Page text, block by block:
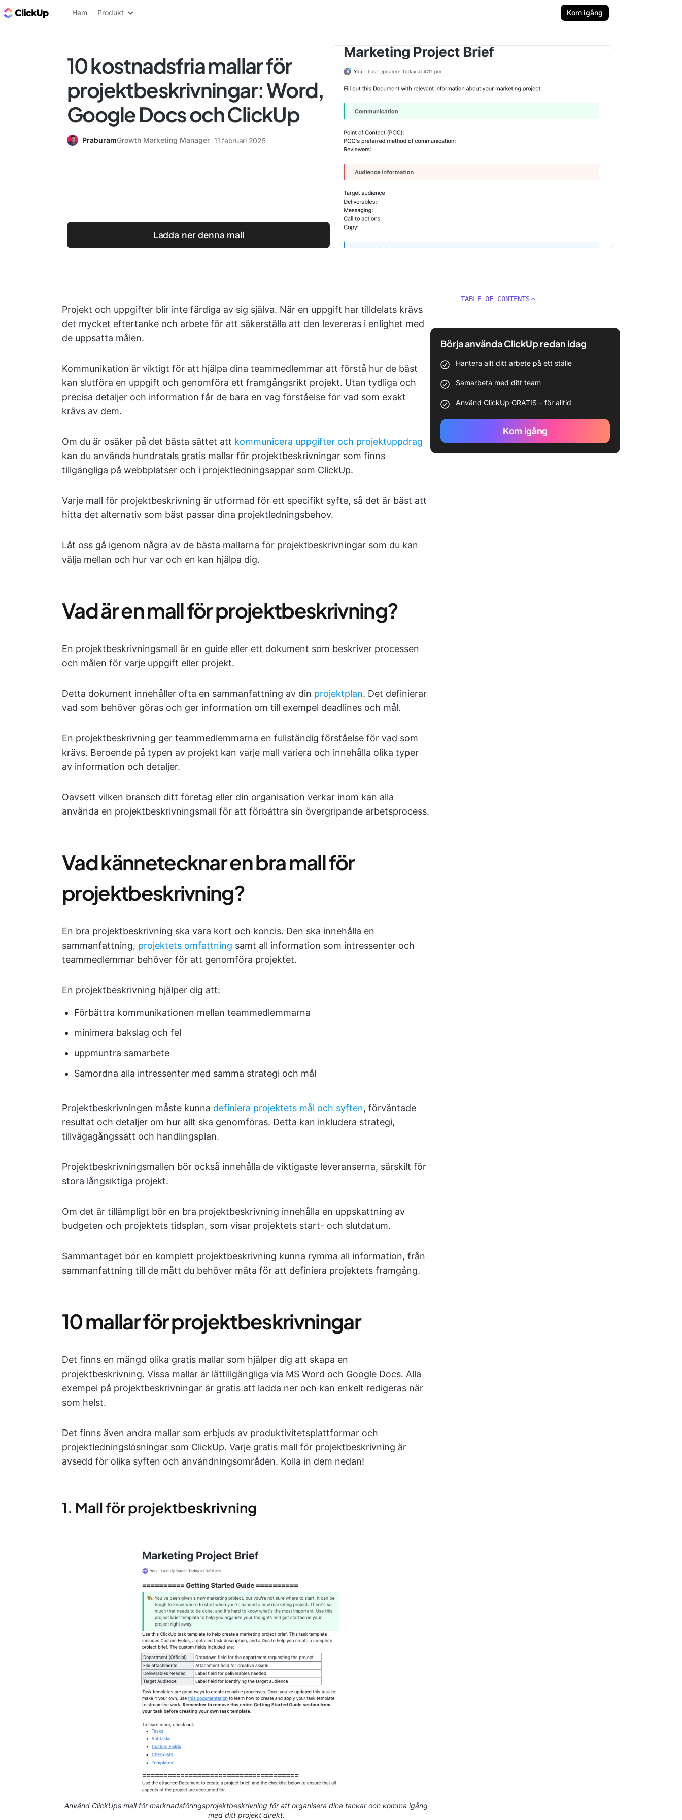
ClickUp-bloggen
Hem Produkt Kom igång
10 kostnadsfria mallar för
projektbeskrivningar: Word,
Google Docs och ClickUp
PraburamGrowth Marketing Manager 11 februari 2025
Ladda ner denna mall
Projekt och uppgifter blir inte färdiga av sig själva. När en uppgift har tilldelats krävs
det mycket eftertanke och arbete för att säkerställa att den levereras i enlighet med
de uppsatta målen.
Kommunikation är viktigt för att hjälpa dina teammedlemmar att förstå hur de bäst
kan slutföra en uppgift och genomföra ett framgångsrikt projekt. Utan tydliga och
precisa detaljer och information får de bara en vag förståelse för vad som exakt
krävs av dem.
Om du är osäker på det bästa sättet att kommunicera uppgifter och projektuppdrag
kan du använda hundratals gratis mallar för projektbeskrivningar som finns
tillgängliga på webbplatser och i projektledningsappar som ClickUp.
Varje mall för projektbeskrivning är utformad för ett specifikt syfte, så det är bäst att
hitta det alternativ som bäst passar dina projektledningsbehov.
Låt oss gå igenom några av de bästa mallarna för projektbeskrivningar som du kan
välja mellan och hur var och en kan hjälpa dig.
Vad är en mall för projektbeskrivning?
En projektbeskrivningsmall är en guide eller ett dokument som beskriver processen
och målen för varje uppgift eller projekt.
Detta dokument innehåller ofta en sammanfattning av din projektplan. Det definierar
vad som behöver göras och ger information om till exempel deadlines och mål.
En projektbeskrivning ger teammedlemmarna en fullständig förståelse för vad som
krävs. Beroende på typen av projekt kan varje mall variera och innehålla olika typer
av information och detaljer.
Oavsett vilken bransch ditt företag eller din organisation verkar inom kan alla
använda en projektbeskrivningsmall för att förbättra sin övergripande arbetsprocess.
Vad kännetecknar en bra mall för
projektbeskrivning?
En bra projektbeskrivning ska vara kort och koncis. Den ska innehålla en
sammanfattning, projektets omfattning samt all information som intressenter och
teammedlemmar behöver för att genomföra projektet.
En projektbeskrivning hjälper dig att:
Förbättra kommunikationen mellan teammedlemmarna
minimera bakslag och fel
uppmuntra samarbete
Samordna alla intressenter med samma strategi och mål
Projektbeskrivningen måste kunna definiera projektets mål och syften, förväntade
resultat och detaljer om hur allt ska genomföras. Detta kan inkludera strategi,
tillvägagångssätt och handlingsplan.
Projektbeskrivningsmallen bör också innehålla de viktigaste leveranserna, särskilt för
stora långsiktiga projekt.
Om det är tillämpligt bör en bra projektbeskrivning innehålla en uppskattning av
budgeten och projektets tidsplan, som visar projektets start- och slutdatum.
Sammantaget bör en komplett projektbeskrivning kunna rymma all information, från
sammanfattning till de mått du behöver mäta för att definiera projektets framgång.
10 mallar för projektbeskrivningar
Det finns en mängd olika gratis mallar som hjälper dig att skapa en
projektbeskrivning. Vissa mallar är lättillgängliga via MS Word och Google Docs. Alla
exempel på projektbeskrivningar är gratis att ladda ner och kan enkelt redigeras när
som helst.
Det finns även andra mallar som erbjuds av produktivitetsplattformar och
projektledningslösningar som ClickUp. Varje gratis mall för projektbeskrivning är
avsedd för olika syften och användningsområden. Kolla in dem nedan!
1. Mall för projektbeskrivning
Använd ClickUps mall för marknadsföringsprojektbeskrivning för att organisera dina tankar och komma igång
med ditt projekt direkt.
TABLE OF CONTENTS
Börja använda ClickUp redan idag
Hantera allt ditt arbete på ett ställe
Samarbeta med ditt team
Använd ClickUp GRATIS – för alltid
Kom igång